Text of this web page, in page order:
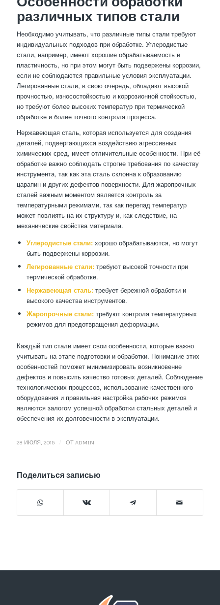
различных типов стали
Необходимо учитывать, что различные типы стали требуют
индивидуальных подходов при обработке. Углеродистые
стали, например, имеют хорошие обрабатываемость и
пластичность, но при этом могут быть подвержены коррозии,
если не соблюдаются правильные условия эксплуатации.
Легированные стали, в свою очередь, обладают высокой
прочностью, износостойкостью и коррозионной стойкостью,
но требуют более высоких температур при термической
обработке и более точного контроля процесса.
Нержавеющая сталь, которая используется для создания
деталей, подвергающихся воздействию агрессивных
химических сред, имеет отличительные особенности. При её
обработке важно соблюдать строгие требования по качеству
инструмента, так как эта сталь склонна к образованию
царапин и других дефектов поверхности. Для жаропрочных
сталей важным моментом является контроль за
температурными режимами, так как перепад температур
может повлиять на их структуру и, как следствие, на
механические свойства материала.
Углеродистые стали:хорошо обрабатываются, но могут
быть подвержены коррозии.
Легированные стали:требуют высокой точности при
термической обработке.
Нержавеющая сталь:требует бережной обработки и
высокого качества инструментов.
Жаропрочные стали:требуют контроля температурных
режимов для предотвращения деформации.
Каждый тип стали имеет свои особенности, которые важно
учитывать на этапе подготовки и обработки. Понимание этих
особенностей поможет минимизировать возникновение
дефектов и повысить качество готовых деталей. Соблюдение
технологических процессов, использование качественного
оборудования и правильная настройка рабочих режимов
являются залогом успешной обработки стальных деталей и
обеспечения их долговечности в эксплуатации.
28 ИЮЛЯ, 2015 ОТ ADMIN
Поделиться записью